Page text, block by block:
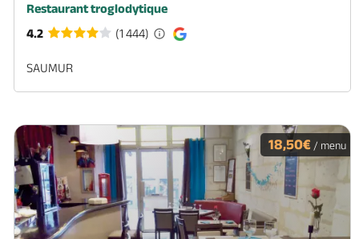
Restaurant troglodytique
4.2
(1 444)
SAUMUR
18,50€ / menu